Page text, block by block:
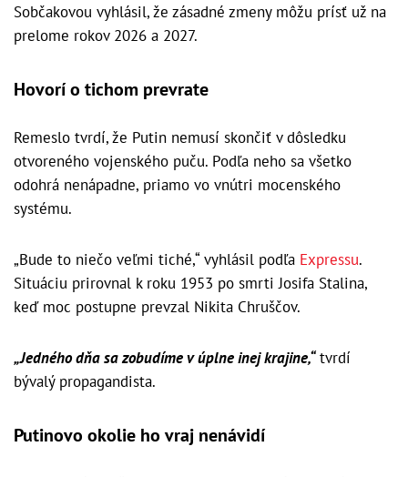
Sobčakovou vyhlásil, že zásadné zmeny môžu prísť už na
prelome rokov 2026 a 2027.
Hovorí o tichom prevrate
Remeslo tvrdí, že Putin nemusí skončiť v dôsledku
otvoreného vojenského puču. Podľa neho sa všetko
odohrá nenápadne, priamo vo vnútri mocenského
systému.
„Bude to niečo veľmi tiché,“ vyhlásil podľa Expressu.
Situáciu prirovnal k roku 1953 po smrti Josifa Stalina,
keď moc postupne prevzal Nikita Chruščov.
„Jedného dňa sa zobudíme v úplne inej krajine,“tvrdí
bývalý propagandista.
Putinovo okolie ho vraj nenávidí